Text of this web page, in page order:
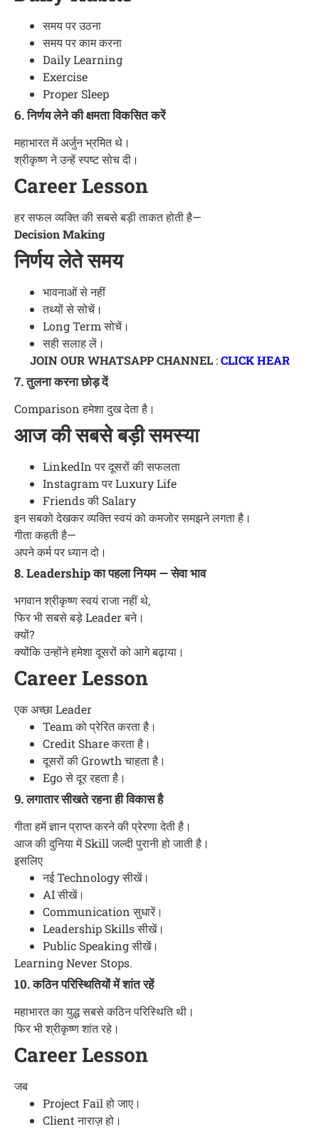
समय पर उठना
समय पर काम करना
Daily Learning
Exercise
Proper Sleep
6. निर्णय लेने की क्षमता विकसित करें
महाभारत में अर्जुन भ्रमित थे।
श्रीकृष्ण ने उन्हें स्पष्ट सोच दी।
Career Lesson
हर सफल व्यक्ति की सबसे बड़ी ताकत होती है—
Decision Making
निर्णय लेते समय
भावनाओं से नहीं
तथ्यों से सोचें।
Long Term सोचें।
सही सलाह लें।
JOIN OUR WHATSAPP CHANNEL:CLICK HEAR
7. तुलना करना छोड़ दें
Comparison हमेशा दुख देता है।
आज की सबसे बड़ी समस्या
LinkedIn पर दूसरों की सफलता
Instagram पर Luxury Life
Friends की Salary
इन सबको देखकर व्यक्ति स्वयं को कमजोर समझने लगता है।
गीता कहती है—
अपने कर्म पर ध्यान दो।
8. Leadership का पहला नियम — सेवा भाव
भगवान श्रीकृष्ण स्वयं राजा नहीं थे,
फिर भी सबसे बड़े Leader बने।
क्यों?
क्योंकि उन्होंने हमेशा दूसरों को आगे बढ़ाया।
Career Lesson
एक अच्छा Leader
Team को प्रेरित करता है।
Credit Share करता है।
दूसरों की Growth चाहता है।
Ego से दूर रहता है।
9. लगातार सीखते रहना ही विकास है
गीता हमें ज्ञान प्राप्त करने की प्रेरणा देती है।
आज की दुनिया में Skill जल्दी पुरानी हो जाती है।
इसलिए
नई Technology सीखें।
AI सीखें।
Communication सुधारें।
Leadership Skills सीखें।
Public Speaking सीखें।
Learning Never Stops.
10. कठिन परिस्थितियों में शांत रहें
महाभारत का युद्ध सबसे कठिन परिस्थिति थी।
फिर भी श्रीकृष्ण शांत रहे।
Career Lesson
जब
Project Fail हो जाए।
Client नाराज़ हो।